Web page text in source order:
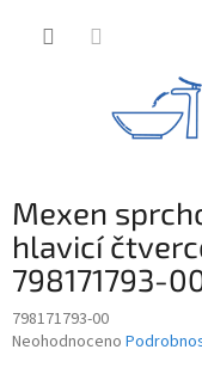
Mexen
hlavicí
798171793-
798171793-00
Průměrné
Neohodnoceno